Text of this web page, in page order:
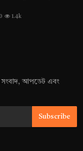
0 1.4k
সংবাদ, আপডেট এবং
Subscribe